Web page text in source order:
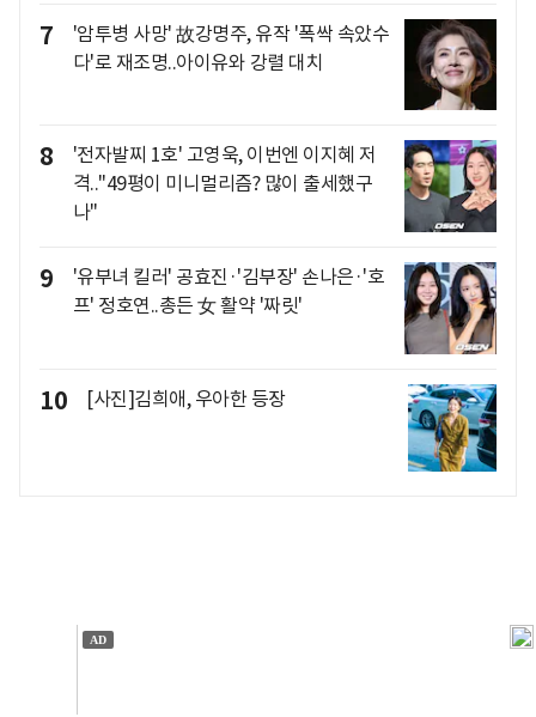
7
'암투병 사망' 故강명주, 유작 '폭싹 속았수
다'로 재조명..아이유와 강렬 대치
8
'전자발찌 1호' 고영욱, 이번엔 이지혜 저
격.."49평이 미니멀리즘? 많이 출세했구
나"
9
'유부녀 킬러' 공효진·'김부장' 손나은·'호
프' 정호연..총든 女 활약 '짜릿'
10 [사진]김희애, 우아한 등장